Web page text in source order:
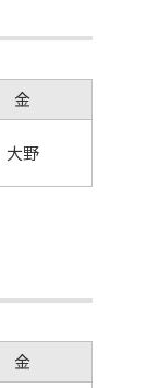
金
大野
金